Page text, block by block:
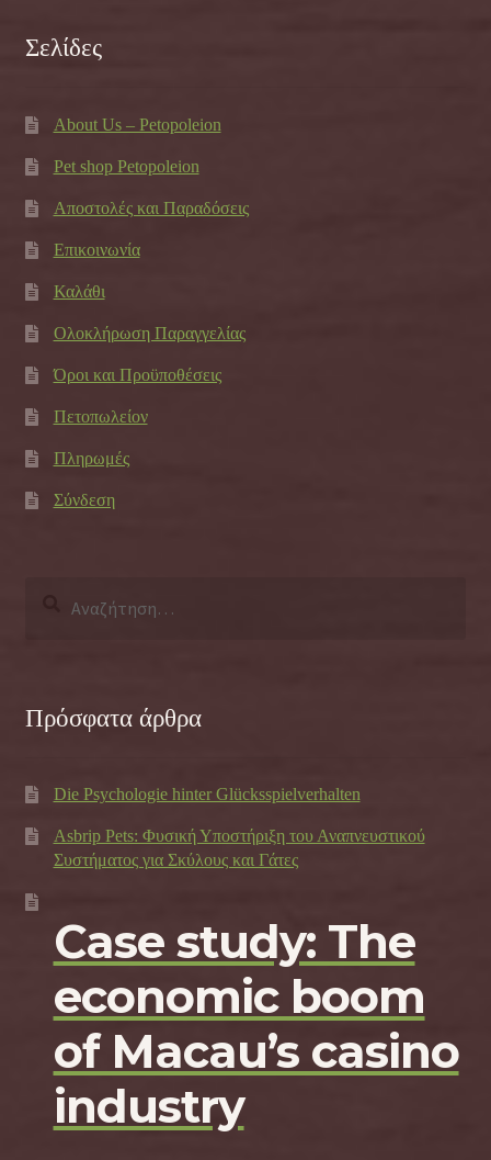
Σελίδες
About Us – Petopoleion
Pet shop Petopoleion
Αποστολές και Παραδόσεις
Επικοινωνία
Καλάθι
Ολοκλήρωση Παραγγελίας
Όροι και Προϋποθέσεις
Πετοπωλείον
Πληρωμές
Σύνδεση
Πρόσφατα άρθρα
Die Psychologie hinter Glücksspielverhalten
Asbrip Pets: Φυσική Υποστήριξη του Αναπνευστικού
Συστήματος για Σκύλους και Γάτες
Case study: The
economic boom
of Macau’s casino
industry